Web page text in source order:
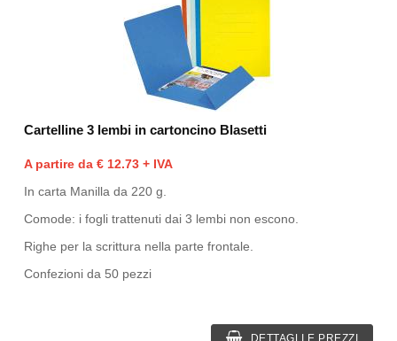
Cartelline 3 lembi in cartoncino Blasetti
A partire da € 12.73 + IVA
In carta Manilla da 220 g.
Comode: i fogli trattenuti dai 3 lembi non escono.
Righe per la scrittura nella parte frontale.
Confezioni da 50 pezzi
DETTAGLI E PREZZI